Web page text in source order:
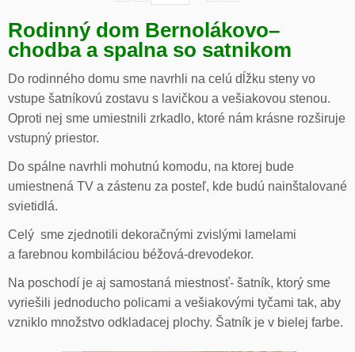
Rodinný dom Bernolákovo–
chodba a spalna so satnikom
Do rodinného domu sme navrhli na celú dĺžku steny vo
vstupe šatníkovú zostavu s lavičkou a vešiakovou stenou.
Oproti nej sme umiestnili zrkadlo, ktoré nám krásne rozširuje
vstupný priestor.
Do spálne navrhli mohutnú komodu, na ktorej bude
umiestnená TV a zástenu za posteľ, kde budú nainštalované
svietidlá.
Celý sme zjednotili dekoračnými zvislými lamelami
a farebnou kombiláciou béžová-drevodekor.
Na poschodí je aj samostaná miestnosť- šatník, ktorý sme
vyriešili jednoducho policami a vešiakovými tyčami tak, aby
vzniklo množstvo odkladacej plochy. Šatník je v bielej farbe.